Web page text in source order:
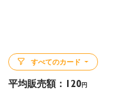
すべてのカード
平均販売額： 120円